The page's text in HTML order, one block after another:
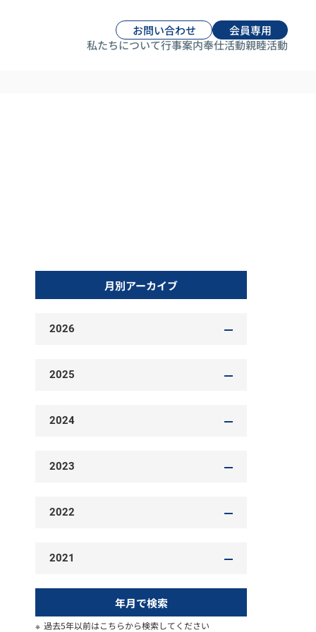
お問い合わせ
会員専用
私たちについて行事案内奉仕活動親睦活動
月別アーカイブ
2026
2025
2024
2023
2022
2021
年月で検索
過去5年以前はこちらから検索してください